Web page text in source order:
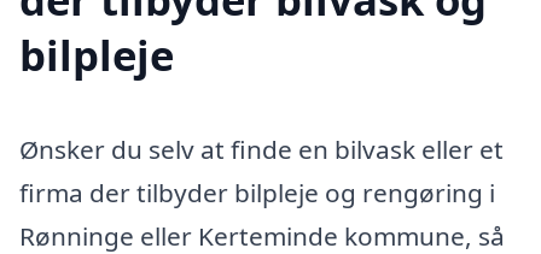
bilpleje
Ønsker du selv at finde en bilvask eller et
firma der tilbyder bilpleje og rengøring i
Rønninge eller Kerteminde kommune, så